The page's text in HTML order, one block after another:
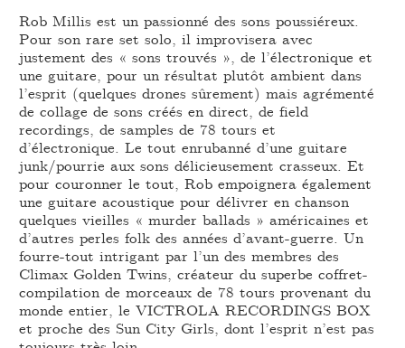
Rob Millis est un passionné des sons poussiéreux.
Pour son rare set solo, il improvisera avec
justement des « sons trouvés », de l’électronique et
une guitare, pour un résultat plutôt ambient dans
l’esprit (quelques drones sûrement) mais agrémenté
de collage de sons créés en direct, de field
recordings, de samples de 78 tours et
d’électronique. Le tout enrubanné d’une guitare
junk/pourrie aux sons délicieusement crasseux. Et
pour couronner le tout, Rob empoignera également
une guitare acoustique pour délivrer en chanson
quelques vieilles « murder ballads » américaines et
d’autres perles folk des années d’avant-guerre. Un
fourre-tout intrigant par l’un des membres des
Climax Golden Twins, créateur du superbe coffret-
compilation de morceaux de 78 tours provenant du
monde entier, le VICTROLA RECORDINGS BOX
et proche des Sun City Girls, dont l’esprit n’est pas